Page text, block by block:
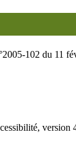
102 du 11
version